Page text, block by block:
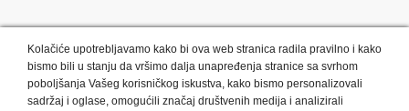
Kolačiće upotrebljavamo kako bi ova web stranica radila pravilno i kako
bismo bili u stanju da vršimo dalja unapređenja stranice sa svrhom
poboljšanja Vašeg korisničkog iskustva, kako bismo personalizovali
sadržaj i oglase, omogućili značaj društvenih medija i analizirali